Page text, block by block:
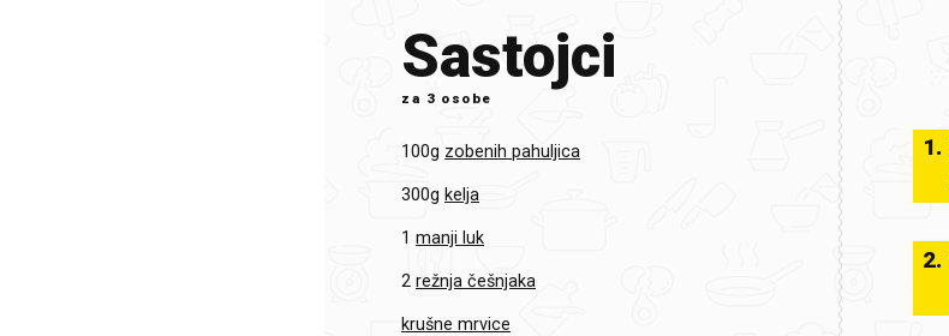
Sastojci
za 3 osobe
100g zobenih pahuljica
300g kelja
1 manji luk
2 režnja češnjaka
krušne mrvice
1.
2.